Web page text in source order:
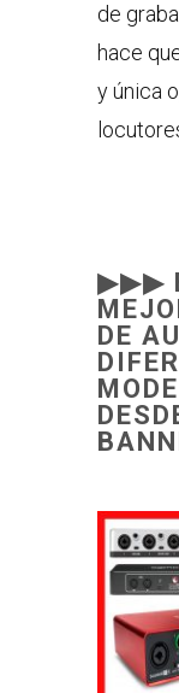
de
hace
y única
▶▶▶
DE